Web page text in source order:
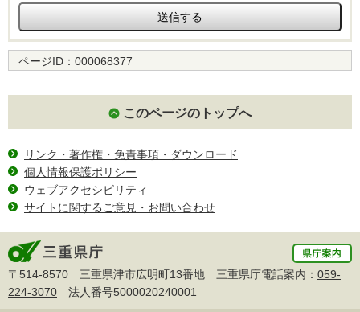
ページID： 000068377
このページのトップへ
リンク・著作権・免責事項・ダウンロード
個人情報保護ポリシー
ウェブアクセシビリティ
サイトに関するご意見・お問い合わせ
〒514-8570 三重県津市広明町13番地 三重県庁電話案内： 059-
224-3070 法人番号5000020240001